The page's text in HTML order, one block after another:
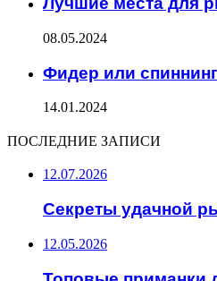
08.05.2024
Фидер или
14.01.2024
ПОСЛЕДНИЕ ЗАПИСИ
12.07.2026
Секреты удачной
12.05.2026